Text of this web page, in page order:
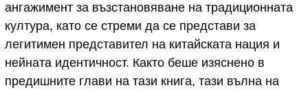
ангажимент за възстановяване на традиционната
култура, като се стреми да се представи за
легитимен представител на китайската нация и
нейната идентичност. Както беше изяснено в
предишните глави на тази книга, тази вълна на